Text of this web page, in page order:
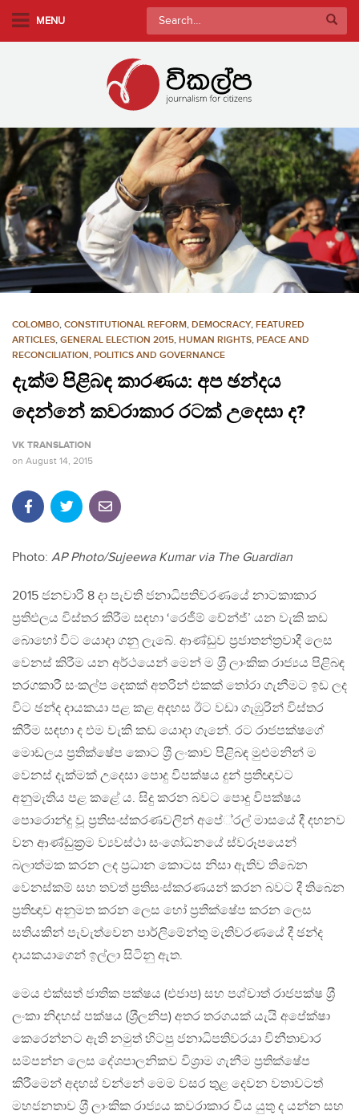
m
a
i
c
o
n
t
e
MENU
Search
for:
COLOMBO, CONSTITUTIONAL REFORM, DEMOCRACY, FEATURED
ARTICLES, GENERAL ELECTION 2015, HUMAN RIGHTS, PEACE AND
RECONCILIATION, POLITICS AND GOVERNANCE
දැක්ම පිළිබඳ කාරණය: අප ඡන්දය
දෙන්නේ කවරාකාර රටක් උදෙසා ද?
VK TRANSLATION
on August 14, 2015
Photo: AP Photo/Sujeewa Kumar via The Guardian
2015 ජනවාරි 8 දා පැවති ජනාධිපතිවරණයේ නාටකාකාර
ප‍්‍රතිඵලය විස්තර කිරීම සඳහා ‘රෙජීම් චේන්ජ්’ යන වැකි කඩ
බොහෝ විට යොදා ගනු ලැබේ. ආණ්ඩුව ප‍්‍රජාතන්ත‍්‍රවාදී ලෙස
වෙනස් කිරීම යන අර්ථයෙන් මෙන් ම ශ‍්‍රී ලාංකික රාජ්‍යය පිළිබඳ
තරගකාරී සංකල්ප දෙකක් අතරින් එකක් තෝරා ගැනීමට ඉඩ ලද
විට ඡන්ද දායකයා පළ කළ අදහස ඊට වඩා ගැඹුරින් විස්තර
කිරීම සඳහා ද එම වැකි කඩ යොදා ගැනේ. රට රාජපක්ෂගේ
මොඩලය ප‍්‍රතික්ෂේප කොට ශ‍්‍රී ලංකාව පිළිබඳ මුළුමනින් ම
වෙනස් දැක්මක් උදෙසා පොදු විපක්ෂය දුන් ප‍්‍රතිඥාවට
අනුමැතිය පළ කළේ ය. සිදු කරන බවට පොදු විපක්ෂය
පොරොන්දු වූ ප‍්‍රතිසංස්කරණවලින් අපේ‍්‍රල් මාසයේ දී දහනව
වන ආණ්ඩුක‍්‍රම ව්‍යවස්ථා සංශෝධනයේ ස්වරූපයෙන්
බලාත්මක කරන ලද ප‍්‍රධාන කොටස නිසා ඇතිව තිබෙන
වෙනස්කම් සහ තවත් ප‍්‍රතිසංස්කරණයන් කරන බවට දී තිබෙන
ප‍්‍රතිඥාව අනුමත කරන ලෙස හෝ ප‍්‍රතික්ෂේප කරන ලෙස
සතියකින් පැවැත්වෙන පාර්ලිමේන්තු මැතිවරණයේ දී ඡන්ද
දායකයාගෙන් ඉල්ලා සිටිනු ඇත.
මෙය එක්සත් ජාතික පක්ෂය (එජාප) සහ පශ්චාත් රාජපක්ෂ ශ‍්‍රී
ලංකා නිදහස් පක්ෂය (ශ‍්‍රීලනිප) අතර තරගයක් යැයි අපේක්ෂා
කෙරෙන්නට ඇති නමුත් හිටපු ජනාධිපතිවරයා විනීතාචාර
සම්පන්න ලෙස දේශපාලනිකව විශ‍්‍රාම ගැනීම ප‍්‍රතික්ෂේප
කිරීමෙන් අදහස් වන්නේ මෙම වසර තුළ දෙවන වතාවටත්
මහජනතාව ශ‍්‍රී ලාංකික රාජ්‍යය කවරාකාර විය යුතු ද යන්න සහ